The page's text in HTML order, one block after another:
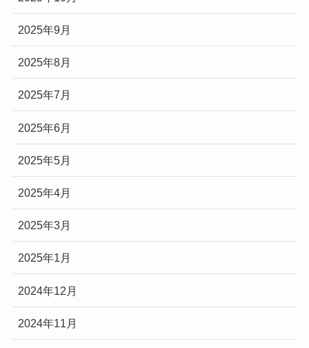
2025年9月
2025年8月
2025年7月
2025年6月
2025年5月
2025年4月
2025年3月
2025年1月
2024年12月
2024年11月